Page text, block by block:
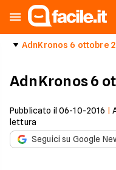
AdnKronos 6 ottobre
AdnKronos 6
Pubblicato il 06-10-2016
lettura
Seguici su Google